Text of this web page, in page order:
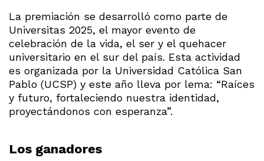
La premiación se desarrolló como parte de
Universitas 2025, el mayor evento de
celebración de la vida, el ser y el quehacer
universitario en el sur del país. Esta actividad
es organizada por la Universidad Católica San
Pablo (UCSP) y este año lleva por lema: “Raíces
y futuro, fortaleciendo nuestra identidad,
proyectándonos con esperanza”.
Los ganadores